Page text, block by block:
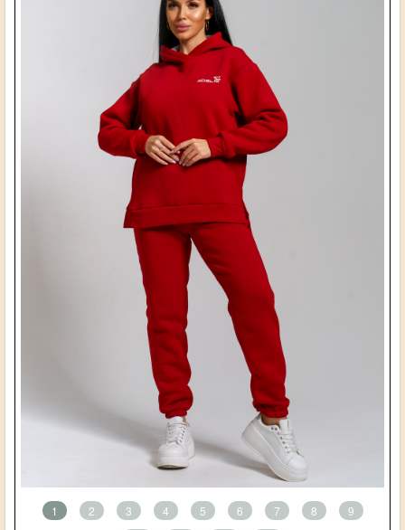
1 2 3 4 5 6 7 8
9